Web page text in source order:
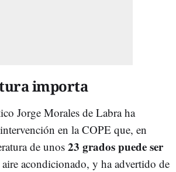
importa
Jorge Morales de Labra ha
en la COPE que, en
de unos 23 grados puede ser
aire acondicionado, y ha advertido de